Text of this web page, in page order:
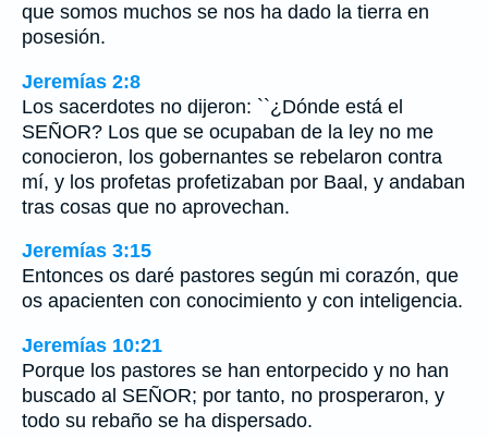
que somos muchos se nos ha dado la tierra en
posesión.
Jeremías 2:8
Los sacerdotes no dijeron: ``¿Dónde está el
SEÑOR? Los que se ocupaban de la ley no me
conocieron, los gobernantes se rebelaron contra
mí, y los profetas profetizaban por Baal, y andaban
tras cosas que no aprovechan.
Jeremías 3:15
Entonces os daré pastores según mi corazón, que
os apacienten con conocimiento y con inteligencia.
Jeremías 10:21
Porque los pastores se han entorpecido y no han
buscado al SEÑOR; por tanto, no prosperaron, y
todo su rebaño se ha dispersado.